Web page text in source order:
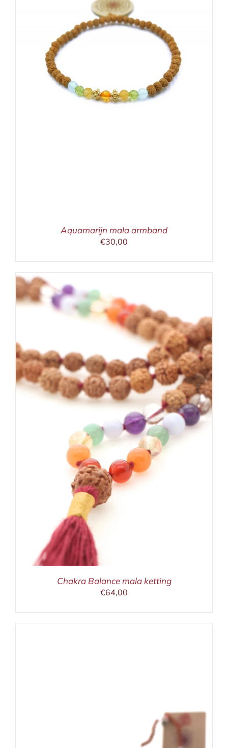
Aquamarijn mala armband
€30,00
Chakra Balance mala ketting
€64,00